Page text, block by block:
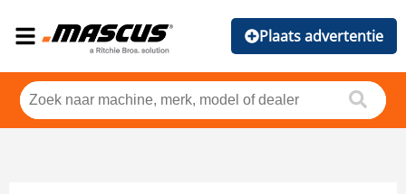
Plaats advertentie